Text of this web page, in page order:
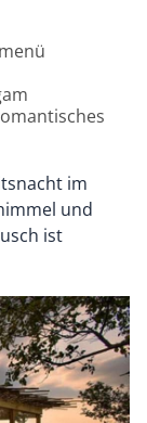
im
und
ist